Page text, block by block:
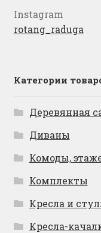
Instagram
rotang_raduga
Категории
Деревянная
Диваны
Комоды,
Комплекты
Кресла и
Кресла-